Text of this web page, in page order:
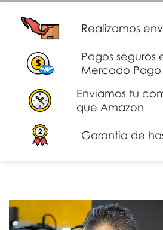
Realizamos
Pagos seguros
Mercado Pago
Enviamos tu
que Amazon
Garantía de